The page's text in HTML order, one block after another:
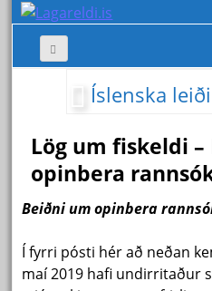
Íslenska
Lög um fiskeldi
opinbera
Beiðni um opinbera
Í fyrri pósti hér að neðan
maí 2019 hafi undirritaður